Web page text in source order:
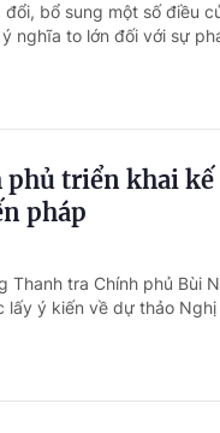
bổ sung một số điều
nghĩa to lớn đối với sự
triển khai kế
pháp
Thanh tra Chính phủ Bùi
lấy ý kiến về dự thảo